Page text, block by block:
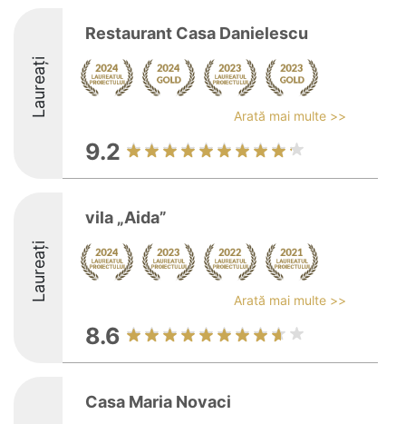
Laureați
Restaurant Casa Danielescu
Arată mai multe >>
9.2
Laureați
vila „Aida”
Arată mai multe >>
8.6
Casa Maria Novaci